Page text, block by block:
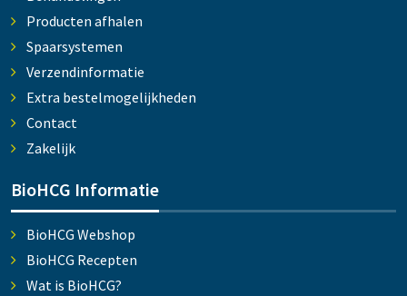
Producten afhalen
Spaarsystemen
Verzendinformatie
Extra bestelmogelijkheden
Contact
Zakelijk
BioHCG Informatie
BioHCG Webshop
BioHCG Recepten
Wat is BioHCG?